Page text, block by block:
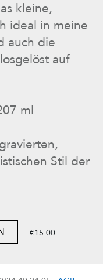
kleine,
ideal in meine
auch die
auf
ml
Stil der
€15.00